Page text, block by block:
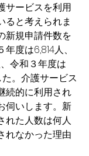
サービスを利用
ると考えられま
新規申請件数を
度は6,814人、
令和３年度は
。介護サービス
続的に利用され
伺いします。新
れた人数は何人
れなかった理由